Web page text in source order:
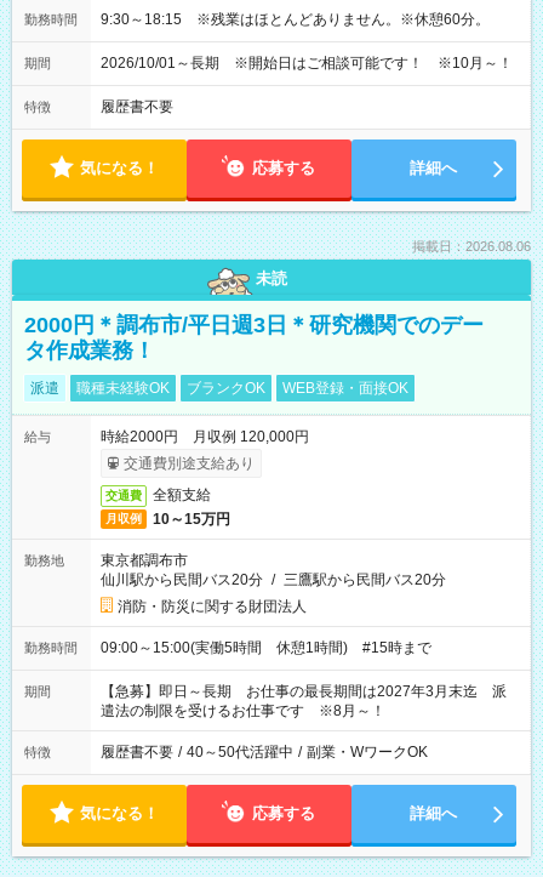
勤務時間 9:30～18:15 ※残業はほとんどありません。※休憩60分。
期間 2026/10/01～長期 ※開始日はご相談可能です！ ※10月～！
特徴 履歴書不要
気になる！ 応募する 詳細へ
掲載日：2026.08.06
未読
2000円＊調布市/平日週3日＊研究機関でのデー
タ作成業務！
派遣 職種未経験OK ブランクOK WEB登録・面接OK
給与
時給2000円 月収例 120,000円
交通費別途支給あり
交通費 全額支給
月収例 10～15万円
勤務地
東京都調布市
仙川駅から民間バス20分 / 三鷹駅から民間バス20分
消防・防災に関する財団法人
勤務時間 09:00～15:00(実働5時間 休憩1時間) #15時まで
期間
【急募】即日～長期 お仕事の最長期間は2027年3月末迄 派
遣法の制限を受けるお仕事です ※8月～！
特徴 履歴書不要 / 40～50代活躍中 / 副業・WワークOK
気になる！ 応募する 詳細へ